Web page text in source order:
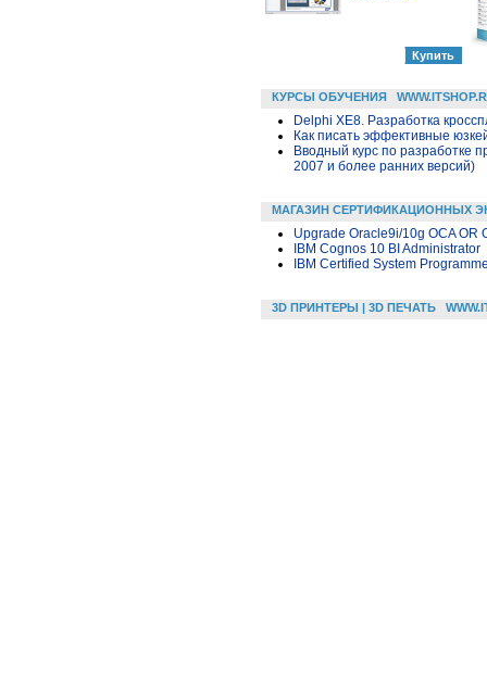
КУРСЫ ОБУЧЕНИЯ
Delphi XE8. Разработка
Как писать эффективные
Вводный курс по разработке
2007 и более ранних версий)
МАГАЗИН СЕРТИФИКАЦИОННЫХ
Upgrade Oracle9i/10g OCA OR
IBM Cognos 10 BI Administrator
IBM Certified System
3D ПРИНТЕРЫ | 3D ПЕЧАТЬ